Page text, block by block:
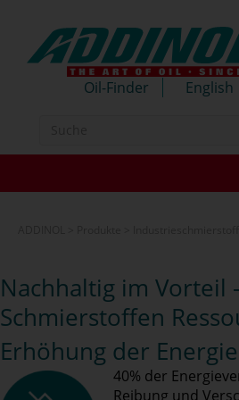
Oil-Finder English
Nachhaltig im Vorteil
Schmierstoffen
Erhöhung der
40% der
Reibung und